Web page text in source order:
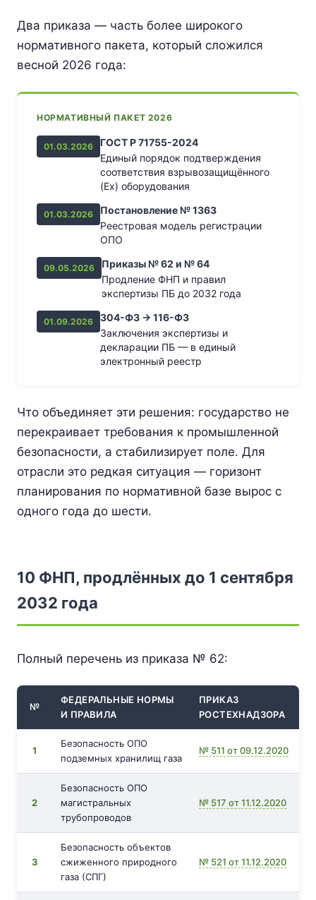
Два приказа — часть более широкого
нормативного пакета, который сложился
весной 2026 года:
НОРМАТИВНЫЙ ПАКЕТ 2026
01.03.2026
ГОСТ Р 71755-2024
Единый порядок подтверждения
соответствия взрывозащищённого
(Ex) оборудования
01.03.2026
Постановление № 1363
Реестровая модель регистрации
ОПО
09.05.2026
Приказы № 62 и № 64
Продление ФНП и правил
экспертизы ПБ до 2032 года
01.09.2026
304-ФЗ → 116-ФЗ
Заключения экспертизы и
декларации ПБ — в единый
электронный реестр
Что объединяет эти решения: государство не
перекраивает требования к промышленной
безопасности, а стабилизирует поле. Для
отрасли это редкая ситуация — горизонт
планирования по нормативной базе вырос с
одного года до шести.
10 ФНП, продлённых до 1 сентября
2032 года
Полный перечень из приказа № 62:
№
ФЕДЕРАЛЬНЫЕ НОРМЫ
И ПРАВИЛА
ПРИКАЗ
РОСТЕХНАДЗОРА
1
Безопасность ОПО
подземных хранилищ газа
№ 511 от 09.12.2020
2
Безопасность ОПО
магистральных
трубопроводов
№ 517 от 11.12.2020
3
Безопасность объектов
сжиженного природного
газа (СПГ)
№ 521 от 11.12.2020